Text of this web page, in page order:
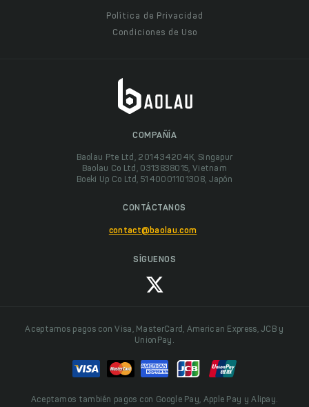
Política de Privacidad
Condiciones de Uso
COMPAÑÍA
Baolau Pte Ltd, 201434204K, Singapur
Baolau Co Ltd, 0313838015, Vietnam
Boeki Up Co Ltd, 5140001101308, Japón
CONTÁCTANOS
contact@baolau.com
SÍGUENOS
Aceptamos pagos con Visa, MasterCard, American Express, JCB y
UnionPay.
Aceptamos también pagos con Google Pay, Apple Pay y Alipay.